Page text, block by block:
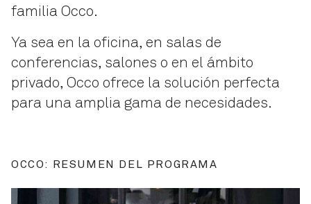
familia Occo.
Ya sea en la oficina, en salas de
conferencias, salones o en el ámbito
privado, Occo ofrece la solución perfecta
para una amplia gama de necesidades.
OCCO: RESUMEN DEL PROGRAMA